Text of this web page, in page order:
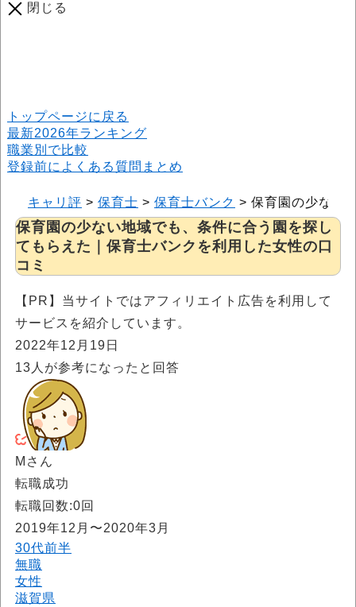
閉じる
トップページに戻る
最新2026年ランキング
職業別で比較
登録前によくある質問まとめ
キャリ評 > 保育士 > 保育士バンク > 保育園の少ない
保育園の少ない地域でも、条件に合う園を探し
てもらえた｜保育士バンクを利用した女性の口
コミ
【PR】当サイトではアフィリエイト広告を利用して
サービスを紹介しています。
2022年12月19日
13 人が参考になったと回答
Mさん
転職成功
転職回数:0回
2019年12月〜2020年3月
30代前半
無職
女性
滋賀県